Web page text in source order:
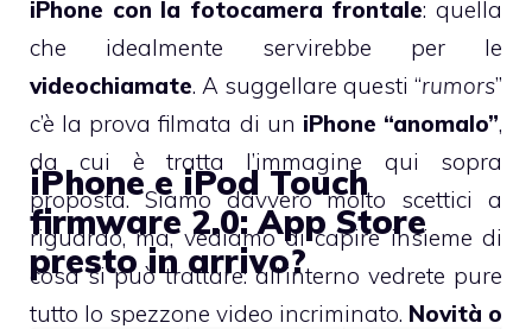
iPhone con la fotocamera frontale: quella
che idealmente servirebbe per le
videochiamate. A suggellare questi “rumors”
c’è la prova filmata di un iPhone “anomalo”,
da cui è tratta l’immagine qui sopra
proposta. Siamo davvero molto scettici a
riguardo, ma, vediamo di capire insieme di
cosa si può trattare: all’interno vedrete pure
tutto lo spezzone video incriminato. Novità o
iPhone e iPod Touch
firmware 2.0: App Store
presto in arrivo?